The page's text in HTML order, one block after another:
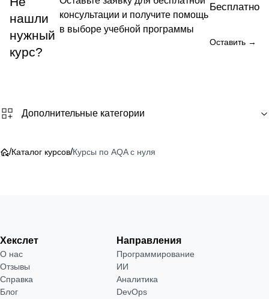
нашли
нужный
курс?
консультации и получите помощь
в выборе учебной программы
Бесплатно
Оставить →
Дополнительные категории
/Каталог курсов/Курсы по AQA с нуля
Хекслет
О нас
Отзывы
Справка
Блог
Направления
Программирование
ИИ
Аналитика
DevOps